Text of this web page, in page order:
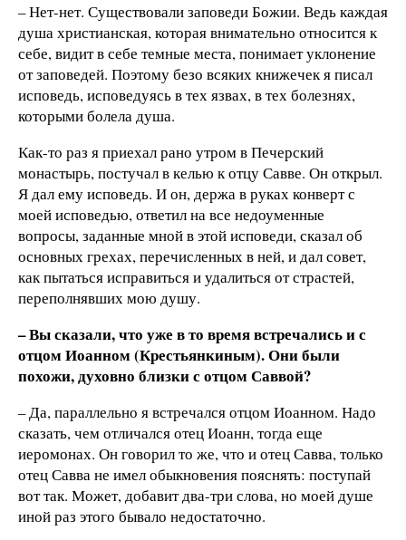
– Нет-нет. Существовали заповеди Божии. Ведь каждая
душа христианская, которая внимательно относится к
себе, видит в себе темные места, понимает уклонение
от заповедей. Поэтому безо всяких книжечек я писал
исповедь, исповедуясь в тех язвах, в тех болезнях,
которыми болела душа.
Как-то раз я приехал рано утром в Печерский
монастырь, постучал в келью к отцу Савве. Он открыл.
Я дал ему исповедь. И он, держа в руках конверт с
моей исповедью, ответил на все недоуменные
вопросы, заданные мной в этой исповеди, сказал об
основных грехах, перечисленных в ней, и дал совет,
как пытаться исправиться и удалиться от страстей,
переполнявших мою душу.
– Вы сказали, что уже в то время встречались и с
отцом Иоанном (Крестьянкиным). Они были
похожи, духовно близки с отцом Саввой?
– Да, параллельно я встречался отцом Иоанном. Надо
сказать, чем отличался отец Иоанн, тогда еще
иеромонах. Он говорил то же, что и отец Савва, только
отец Савва не имел обыкновения пояснять: поступай
вот так. Может, добавит два-три слова, но моей душе
иной раз этого бывало недостаточно.